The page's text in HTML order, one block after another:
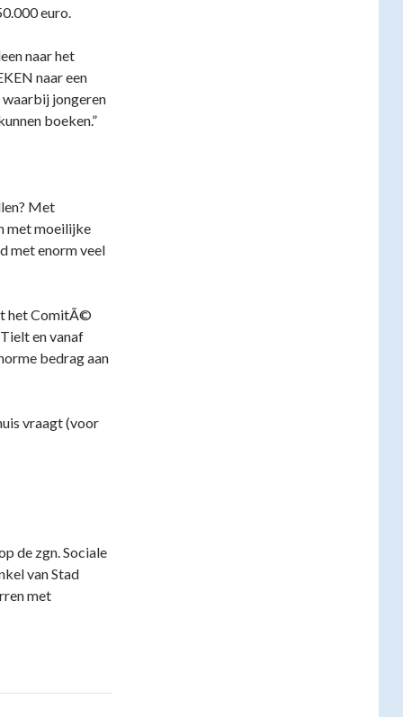
euro.
naar het
naar een
jongeren
boeken.”
Met
met moeilijke
met enorm veel
het ComitÃ©
en vanaf
bedrag aan
vraagt (voor
de zgn. Sociale
van Stad
met